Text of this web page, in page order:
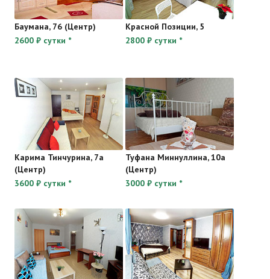
Баумана, 76 (Центр)
2600 ₽ сутки *
Красной Позиции, 5
2800 ₽ сутки *
Карима Тинчурина, 7а
(Центр)
3600 ₽ сутки *
Туфана Миннуллина, 10а
(Центр)
3000 ₽ сутки *